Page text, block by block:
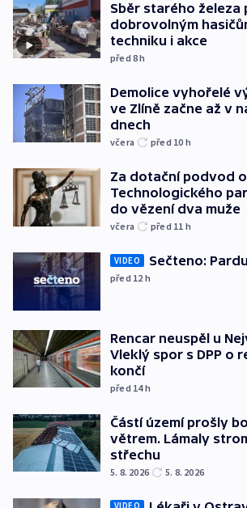
Sběr starého železa
dobrovolným
techniku i akce
před 8h
Demolice vyhořelé
ve Zlíně začne až v
dnech
včera před 10 h
Za dotační podvod
Technologického
do vězení dva muže
včera před 11 h
VIDEO Sečteno:
před 12 h
Rencar neuspěl u
Vleklý spor s DPP o
končí
před 14h
Částí území prošly
větrem. Lámaly
střechu
5. 8. 2026 5. 8. 2026